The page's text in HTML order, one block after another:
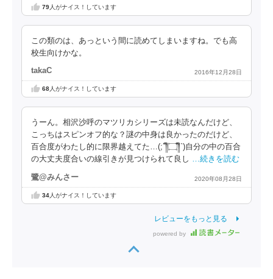
79人がナイス！しています
この類のは、あっという間に読めてしまいますね。でも高
校生向けかな。
takaC 2016年12月28日
68人がナイス！しています
うーん。相沢沙呼のマツリカシリーズは未読なんだけど、
こっちはスピンオフ的な？謎の中身は良かったのだけど、
百合度がわたし的に限界越えてた…(;´༎ຶ۝༎ຶ`)自分の中の百合
の大丈夫度合いの線引きが見つけられて良し …続きを読む
鷺@みんさー 2020年08月28日
34人がナイス！しています
レビューをもっと見る
powered by